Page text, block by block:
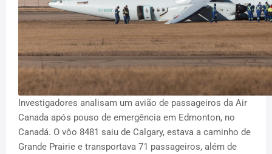
Investigadores analisam um avião de passageiros da Air
Canada após pouso de emergência em Edmonton, no
Canadá. O vôo 8481 saiu de Calgary, estava a caminho de
Grande Prairie e transportava 71 passageiros, além de